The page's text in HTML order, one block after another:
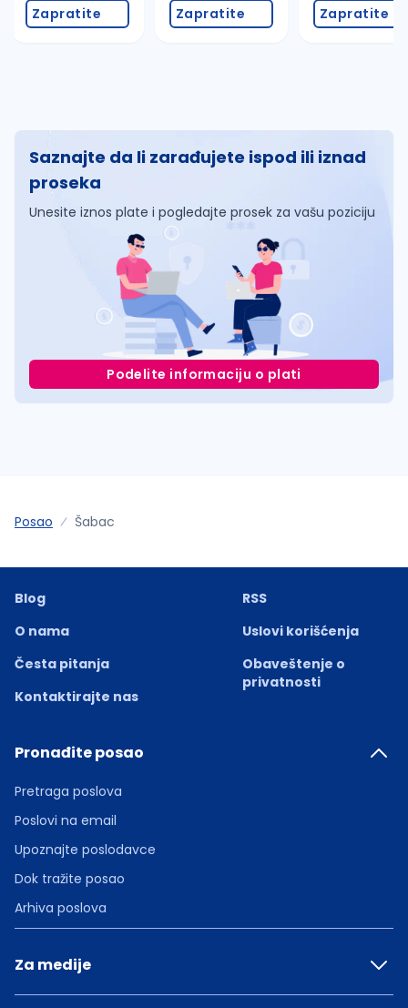
Zapratite Zapratite Zapratite
Saznajte da li zarađujete ispod ili iznad
proseka
Unesite iznos plate i pogledajte prosek za vašu poziciju
Podelite informaciju o plati
Posao Šabac
Blog
O nama
Česta pitanja
Kontaktirajte nas
RSS
Uslovi korišćenja
Obaveštenje o
privatnosti
Pronađite posao
Pretraga poslova
Poslovi na email
Upoznajte poslodavce
Dok tražite posao
Arhiva poslova
Za medije